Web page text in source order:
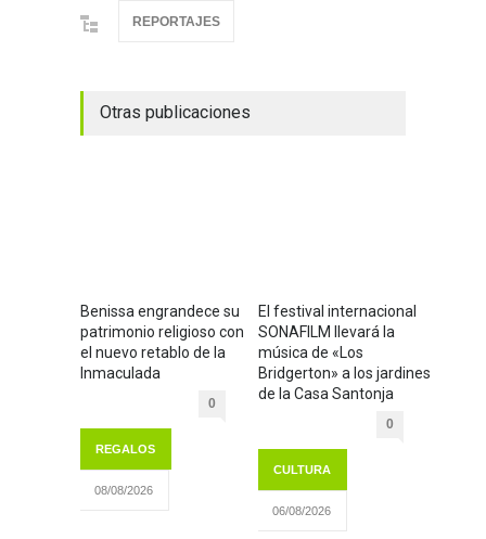
REPORTAJES
Otras publicaciones
Benissa engrandece su
patrimonio religioso con
el nuevo retablo de la
Inmaculada
0
REGALOS
08/08/2026
El festival internacional
SONAFILM llevará la
música de «Los
Bridgerton» a los jardines
de la Casa Santonja
0
CULTURA
06/08/2026